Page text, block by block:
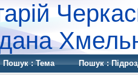
Пошук : Тема Пошук :